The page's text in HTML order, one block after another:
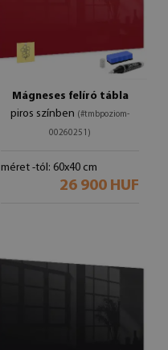
Mágneses felíró tábla
piros színben (#tmbpoziom-
00260251)
méret -tól: 60x40 cm
26 900 HUF